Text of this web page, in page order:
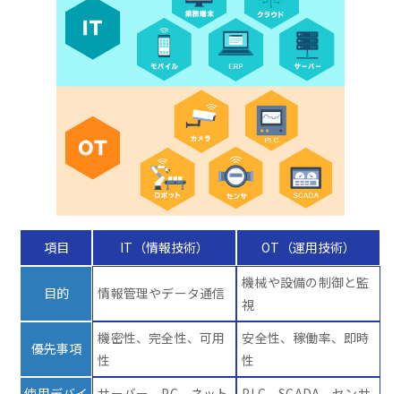
項目 IT（情報技術） OT（運用技術）
目的 情報管理やデータ通信
機械や設備の制御と監
視
優先事項
機密性、完全性、可用
性
安全性、稼働率、即時
性